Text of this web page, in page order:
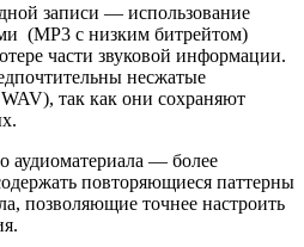
записи — использование
(MP3 с низким битрейтом)
части звуковой информации.
несжатые
так как они сохраняют
аудиоматериала — более
повторяющиеся паттерны
позволяющие точнее настроить